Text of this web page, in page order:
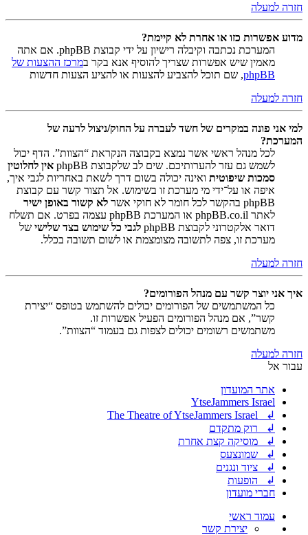
חזרה למעלה
מדוע אפשרות כזו או אחרת לא קיימת?
המערכת נכתבה וקיבלה רישיון על ידי קבוצת phpBB. אם אתה
מאמין שיש אפשרות שצריך להוסיף אנא בקר במרכז ההצעות של
phpBB, שם תוכל להצביע להצעות או להציע הצעות חדשות
חזרה למעלה
למי אני פונה במקרים של חשד לעברה על החוק/ניצול לרעה של
המערכת?
לכל מנהל ראשי אשר נמצא בקבוצה הנקראת “הצוות”. הדף יכול
לשמש גם עזר להערותיכם. שים לב שלקבוצת phpBB
אין לחלוטין
סמכות שיפוטית ואינה יכולה בשום דרך לשאת באחריות לגבי איך,
איפה או על־ידי מי מערכת זו בשימוש. אל תצור קשר עם קבוצת
phpBB בהקשר לכל חומר לא חוקי אשר
לא קשור באופן ישיר
לאתר phpBB.co.il או המערכת phpBB עצמה בפרט. אם תשלח
דואר אלקטרוני לקבוצת phpBB
לגבי כל שימוש בצד שלישי של
מערכת זו, צפה לתשובה מצומצמת או לשום תשובה בכלל.
חזרה למעלה
איך אני יוצר קשר עם מנהל הפורומים?
כל המשתמשים של הפורומים יכולים להשתמש בטופס “יצירת
קשר”, אם מנהל הפורומים הפעיל אפשרות זו.
משתמשים רשומים יכולים לצפות גם בעמוד “הצוות”.
חזרה למעלה
עבור אל
אתר המועדון
YtseJammers Israel
↲ The Theatre of YtseJammers Israel
↲ רוק מתקדם
↲ מוסיקה קצת אחרת
↲ שמונצעס
↲ ציוד ונגנים
↲ הופעות
חברי מועדון
עמוד ראשי
יצירת קשר